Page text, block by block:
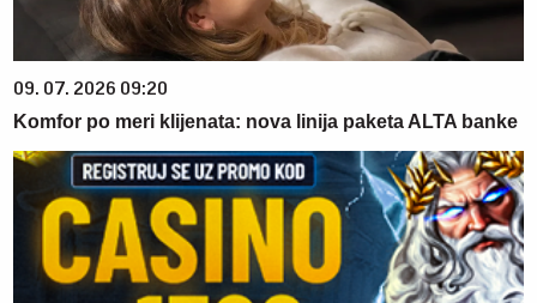
09. 07. 2026 09:20
Komfor po meri klijenata: nova linija paketa ALTA banke